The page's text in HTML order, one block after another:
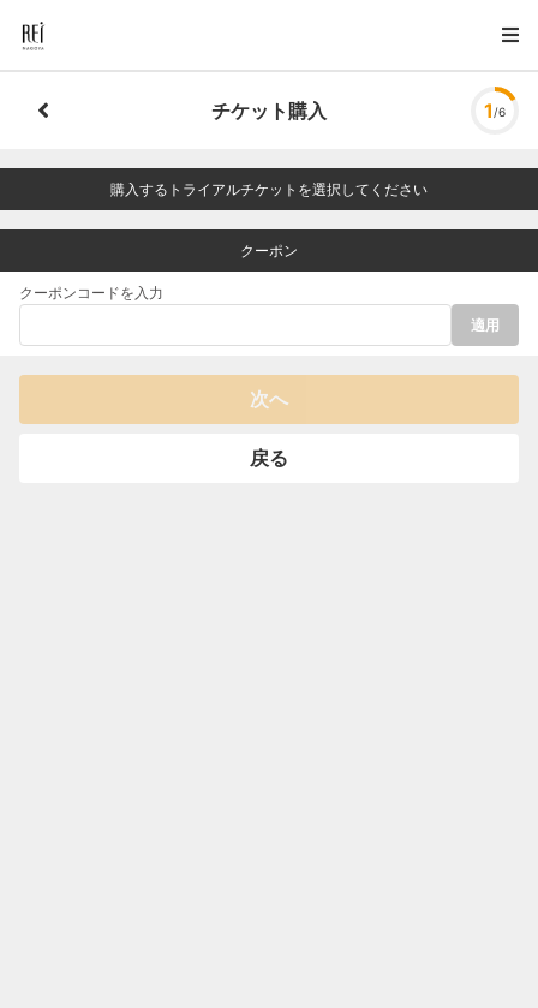
チケット購入 1 /6
購入するトライアルチケットを選択してください
クーポン
クーポンコードを入力
適用
次へ
戻る